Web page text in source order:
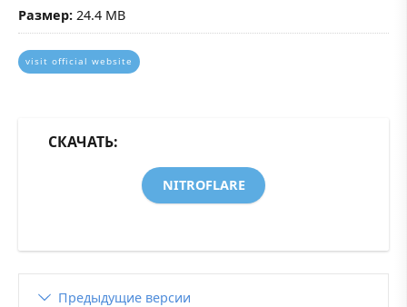
Размер: 24.4 MB
visit official website
СКАЧАТЬ:
NITROFLARE
Предыдущие версии